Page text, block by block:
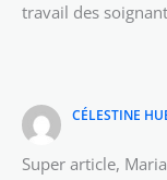
travail des
CÉLESTINE
Super article,